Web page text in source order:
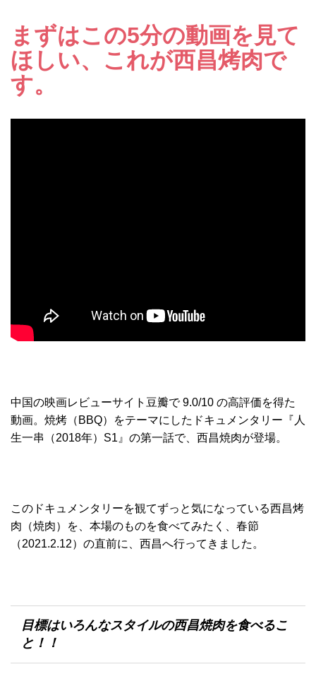
まずはこの5分の動画を見て
ほしい、これが西昌烤肉で
す。
中国の映画レビューサイト豆瓣で 9.0/10 の高評価を得た
動画。焼烤（BBQ）をテーマにしたドキュメンタリー『人
生一串（2018年）S1』の第一話で、西昌焼肉が登場。
このドキュメンタリーを観てずっと気になっている西昌烤
肉（焼肉）を、本場のものを食べてみたく、春節
（2021.2.12）の直前に、西昌へ行ってきました。
目標はいろんなスタイルの西昌焼肉を食べるこ
と！！